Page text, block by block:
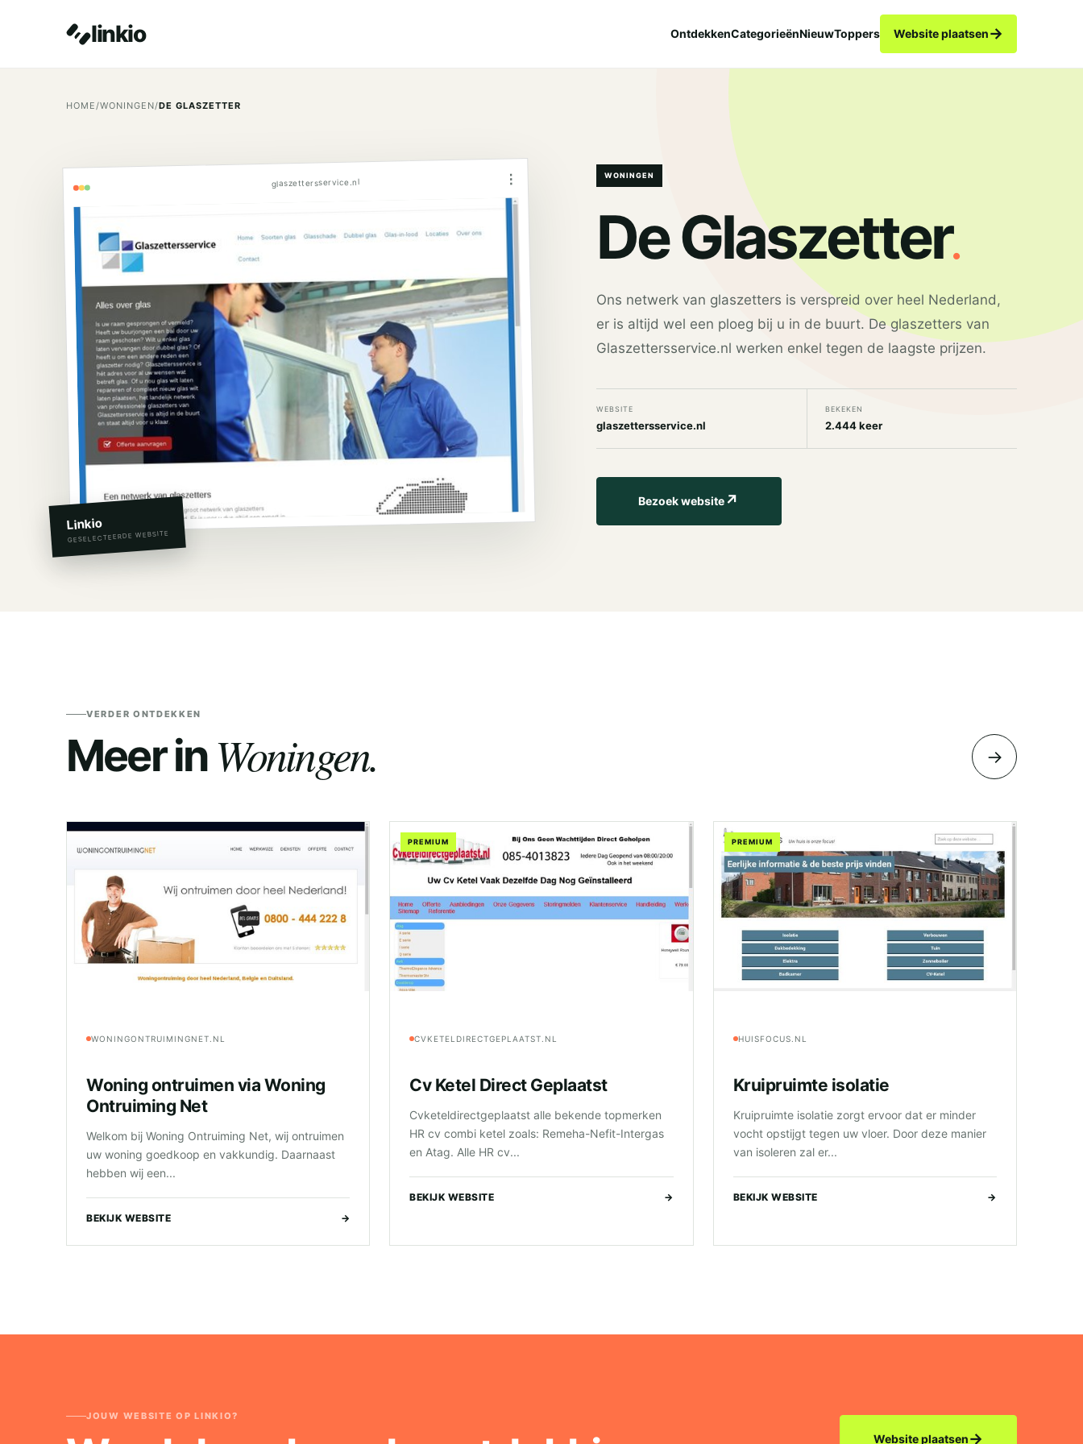
linkio OntdekkenCategorieënNieuwToppers Website plaatsen→
HOME/WONINGEN/DE GLASZETTER
glaszettersservice.nl ⋮
Linkio
GESELECTEERDE WEBSITE
WONINGEN
De Glaszetter.
Ons netwerk van glaszetters is verspreid over heel Nederland,
er is altijd wel een ploeg bij u in de buurt. De glaszetters van
Glaszettersservice.nl werken enkel tegen de laagste prijzen.
WEBSITE
glaszettersservice.nl
BEKEKEN
2.444 keer
Bezoek website↗
VERDER ONTDEKKEN
Meer inWoningen. →
WONINGONTRUIMINGNET.NL
Woning ontruimen via Woning
Ontruiming Net
Welkom bij Woning Ontruiming Net, wij ontruimen
uw woning goedkoop en vakkundig. Daarnaast
hebben wij een...
BEKIJK WEBSITE →
PREMIUM
CVKETELDIRECTGEPLAATST.NL
Cv Ketel Direct Geplaatst
Cvketeldirectgeplaatst alle bekende topmerken
HR cv combi ketel zoals: Remeha-Nefit-Intergas
en Atag. Alle HR cv...
BEKIJK WEBSITE →
PREMIUM
HUISFOCUS.NL
Kruipruimte isolatie
Kruipruimte isolatie zorgt ervoor dat er minder
vocht opstijgt tegen uw vloer. Door deze manier
van isoleren zal er...
BEKIJK WEBSITE →
JOUW WEBSITE OP LINKIO?
Website plaatsen→